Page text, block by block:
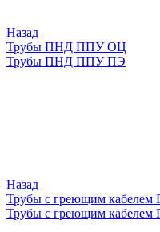
Назад
Трубы ПНД ППУ ОЦ
Трубы ПНД ППУ ПЭ
Назад
Трубы с греющим
Трубы с греющим